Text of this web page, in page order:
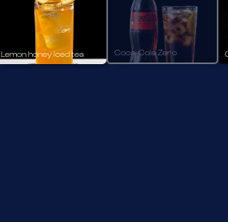
Lemon honey iced tea Coca-Cola Zero